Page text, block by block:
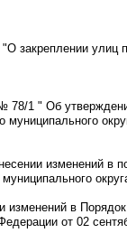
закреплении улиц
78/1 " Об
муниципального
изменений в
в
от 02